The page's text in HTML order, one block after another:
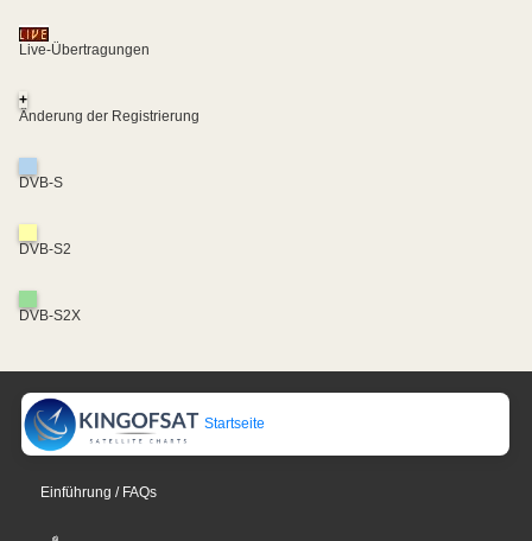
Live-Übertragungen
+
Änderung der Registrierung
DVB-S
DVB-S2
DVB-S2X
Startseite
Einführung / FAQs